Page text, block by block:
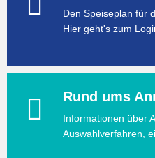
Den Speiseplan für
Hier geht's zum
Rund ums
Informationen über
Auswahlverfahren,